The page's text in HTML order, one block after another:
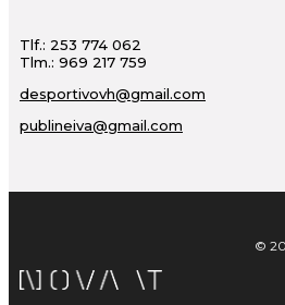
Tlf.: 253 774 062
Tlm.: 969 217 759
desportivovh@gmail.com
publineiva@gmail.com
©